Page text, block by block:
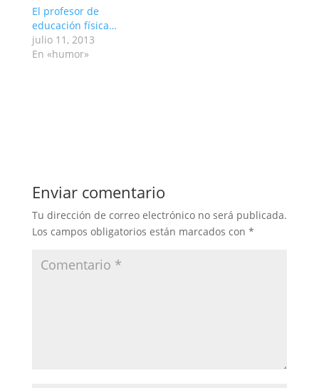
El profesor de
educación física…
julio 11, 2013
En «humor»
Enviar comentario
Tu dirección de correo electrónico no será publicada.
Los campos obligatorios están marcados con *